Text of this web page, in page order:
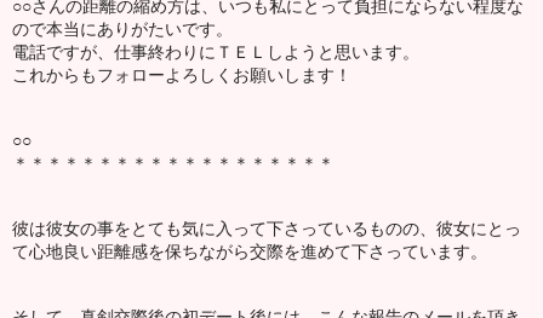
○○さんの距離の縮め方は、いつも私にとって負担にならない程度な
ので本当にありがたいです。
電話ですが、仕事終わりにＴＥＬしようと思います。
これからもフォローよろしくお願いします！
○○
＊＊＊＊＊＊＊＊＊＊＊＊＊＊＊＊＊＊＊
彼は彼女の事をとても気に入って下さっているものの、彼女にとっ
て心地良い距離感を保ちながら交際を進めて下さっています。